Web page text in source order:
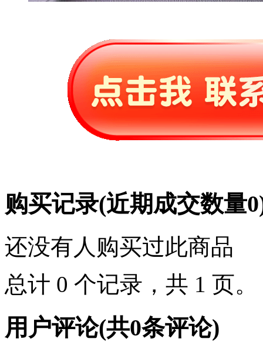
购买记录(近期成交数量0
还没有人购买过此商品
总计 0 个记录，共 1 页。
用户评论(共0条评论)